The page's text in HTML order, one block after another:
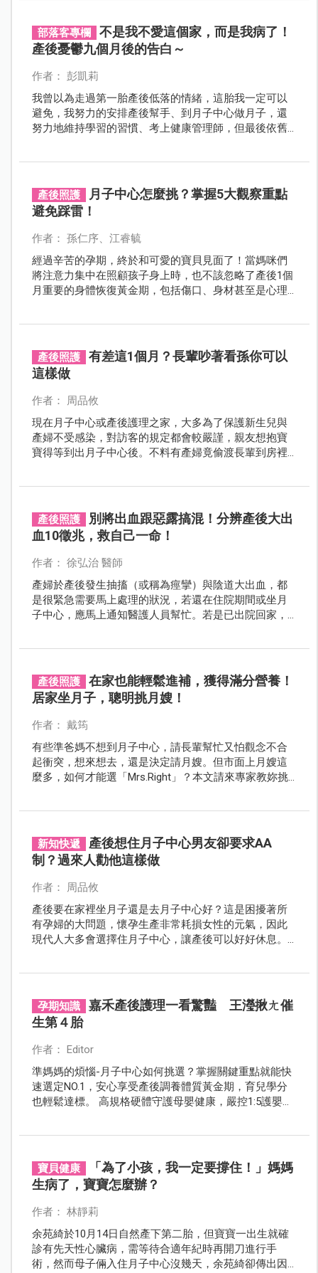
部落客專欄
不是我不愛這個家，而是我病了！
產後憂鬱九個月後的告白～
作者： 彭凱莉
我曾以為走過第一胎產後低落的情緒，這胎我一定可以
避免，我努力的安排產後幫手、到月子中心做月子，還
努力地維持學習的習慣、考上健康管理師，但最後依舊
產後照護
月子中心怎麼挑？掌握5大觀察重點
避免踩雷！
作者： 孫仁序、江睿毓
經過辛苦的孕期，終於和可愛的寶貝見面了！當媽咪們
將注意力集中在照顧孩子身上時，也不該忽略了產後1個
月重要的身體恢復黃金期，包括傷口、身材甚至是心理
產後照護
有差這1個月？長輩吵著看孫你可以
這樣做
作者： 周品攸
現在月子中心或產後護理之家，大多為了保護新生兒與
產婦不受感染，對訪客的規定都會較嚴謹，親友想抱寶
寶得等到出月子中心後。不料有產婦竟偷渡長輩到房裡
產後照護
別將出血跟惡露搞混！分辨產後大出
血10徵兆，救自己一命！
作者： 徐弘治 醫師
產婦於產後發生抽搐（或稱為痙攣）與陰道大出血，都
是很緊急需要馬上處理的狀況，若還在住院期間或坐月
子中心，應馬上通知醫護人員幫忙。若是已出院回家，
產後照護
在家也能輕鬆進補，獲得滿分營養！
居家坐月子，聰明挑月嫂！
作者： 戴筠
有些準爸媽不想到月子中心，請長輩幫忙又怕觀念不合
起衝突，想來想去，還是決定請月嫂。但市面上月嫂這
麼多，如何才能選「Mrs.Right」？本文請來專家教妳挑
新知快遞
產後想住月子中心男友卻要求AA
制？過來人勸他這樣做
作者： 周品攸
產後要在家裡坐月子還是去月子中心好？這是困擾著所
有孕婦的大問題，懷孕生產非常耗損女性的元氣，因此
現代人大多會選擇住月子中心，讓產後可以好好休息。
孕期知識
嘉禾產後護理一看驚豔 王瀅揪ㄤ催
生第４胎
作者： Editor
準媽媽的煩惱-月子中心如何挑選？掌握關鍵重點就能快
速選定NO.1，安心享受產後調養體質黃金期，育兒學分
也輕鬆達標。 高規格硬體守護母嬰健康，嚴控1:5護嬰比
寶貝健康
「為了小孩，我一定要撐住！」媽媽
生病了，寶寶怎麼辦？
作者： 林靜莉
余苑綺於10月14日自然產下第二胎，但寶寶一出生就確
診有先天性心臟病，需等待合適年紀時再開刀進行手
術，然而母子倆入住月子中心沒幾天，余苑綺卻傳出因